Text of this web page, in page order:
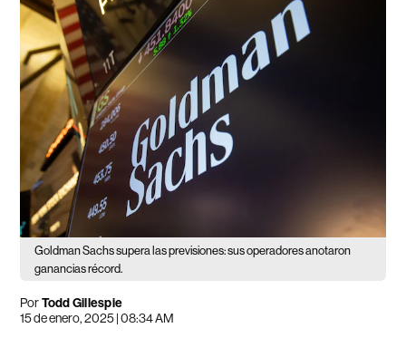
Goldman Sachs supera las previsiones: sus operadores anotaron
ganancias récord.
PorTodd Gillespie
15 de enero, 2025 | 08:34 AM